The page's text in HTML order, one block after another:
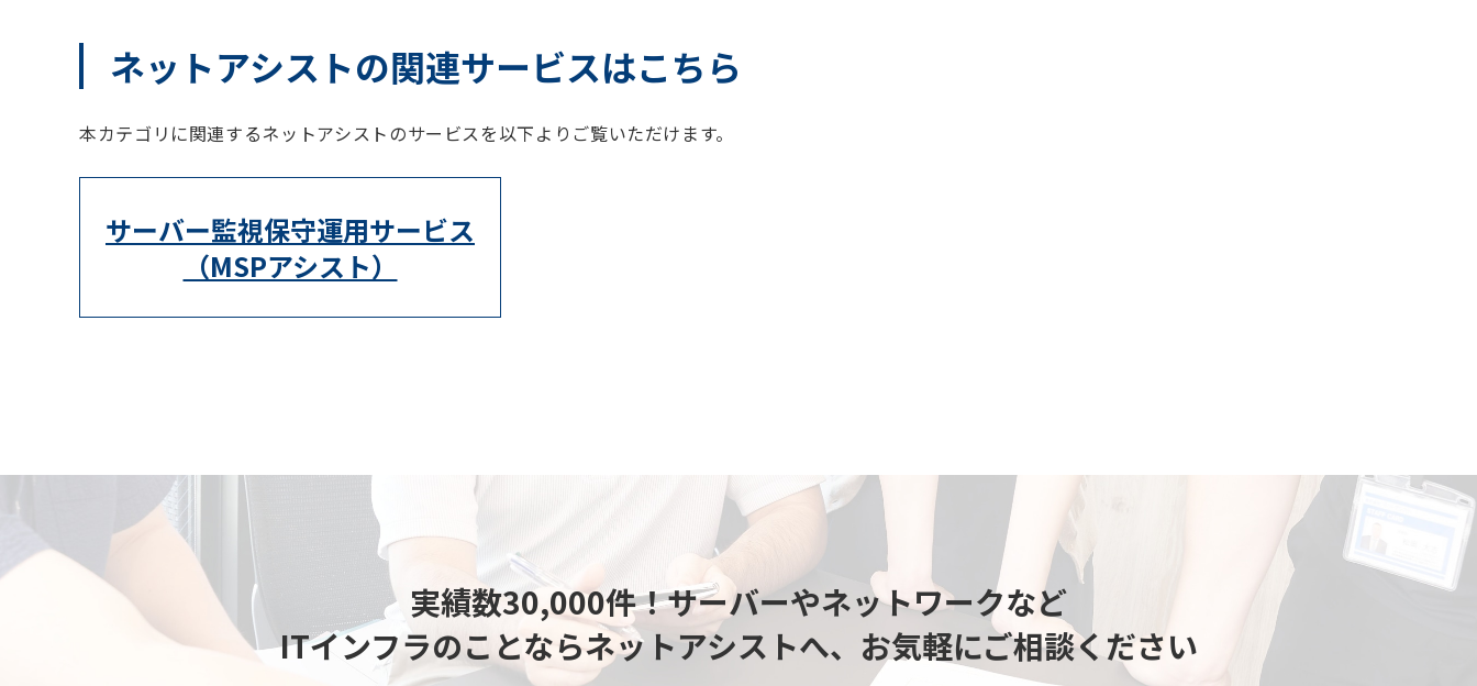
ネットアシストの関連サービスはこちら
本カテゴリに関連するネットアシストのサービスを以下よりご覧いただけます。
サーバー監視保守運用サービス
（MSPアシスト）
実績数30,000件！サーバーやネットワークなど
ITインフラのことならネットアシストへ、 お気軽にご相談ください